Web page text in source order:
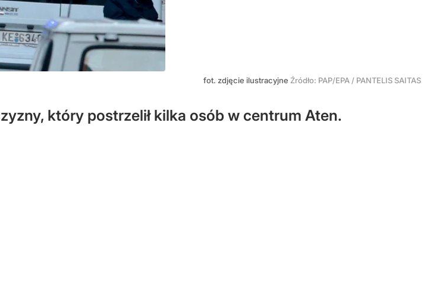
fot. zdjęcie ilustracyjne Źródło: PAP/EPA / PANTELIS SAITAS
który postrzelił kilka osób w centrum Aten.